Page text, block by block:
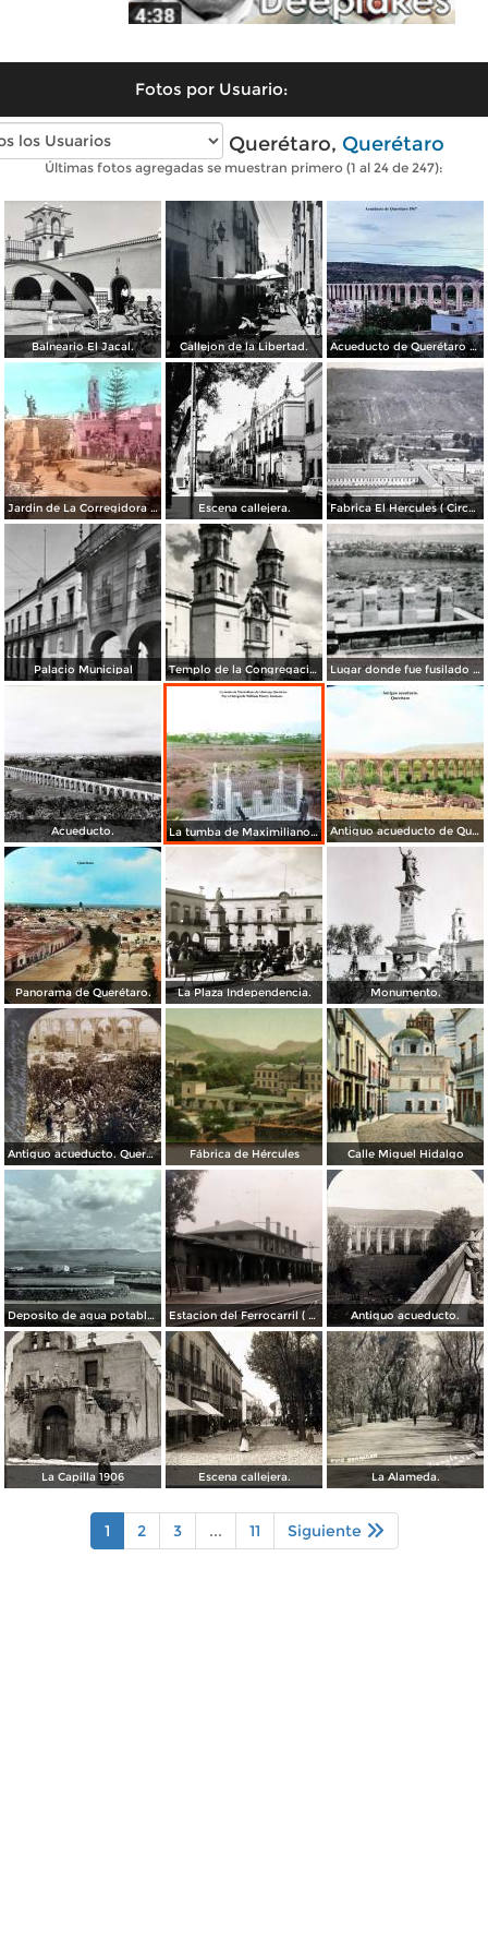
Fotos por Usuario:
Fotos antiguas de Querétaro, Querétaro
Últimas fotos agregadas se muestran primero (1 al 24 de 247):
Balneario El Jacal. Callejon de la Libertad. Acueducto de Querétaro 1967
Jardin de La Corregidora ( Circulada el 3 de Noviembre de 1957 ). Escena callejera. Fabrica El Hercules ( Circulada el 22 de Junio de 1926 ).
Palacio Municipal Templo de la Congregación Lugar donde fue fusilado el emperador Maximiliano
Acueducto. La tumba de Maximiliano de Absburgo Queretaro Por el fotografo William Henry Jackson. Antiguo acueducto de Querétaro.
Panorama de Querétaro. La Plaza Independencia. Monumento.
Antiguo acueducto. Querétaro Fábrica de Hércules Calle Miguel Hidalgo
Deposito de agua potable ( Circulada el 11 de Diciembre de 1920 ). Estacion del Ferrocarril ( Circulada el 19 de Diciembre de 1927 ). Antiguo acueducto.
La Capilla 1906 Escena callejera. La Alameda.
1 2 3 ... 11 Siguiente